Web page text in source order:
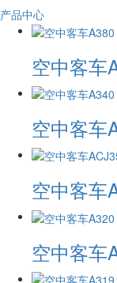
产品中心
空中客车
空中客车
空中客车
空中客车